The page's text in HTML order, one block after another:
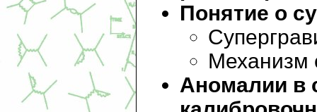
Понятие о
Механизм
Аномалии в